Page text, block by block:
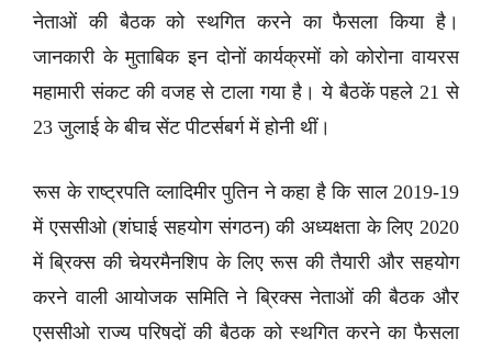
नेताओं की बैठक को स्थगित करने का फैसला किया है।
जानकारी के मुताबिक इन दोनों कार्यक्रमों को कोरोना वायरस
महामारी संकट की वजह से टाला गया है। ये बैठकें पहले 21 से
23 जुलाई के बीच सेंट पीटर्सबर्ग में होनी थीं।
रूस के राष्ट्रपति व्लादिमीर पुतिन ने कहा है कि साल 2019-19
में एससीओ (शंघाई सहयोग संगठन) की अध्यक्षता के लिए 2020
में ब्रिक्स की चेयरमैनशिप के लिए रूस की तैयारी और सहयोग
करने वाली आयोजक समिति ने ब्रिक्स नेताओं की बैठक और
एससीओ राज्य परिषदों की बैठक को स्थगित करने का फैसला